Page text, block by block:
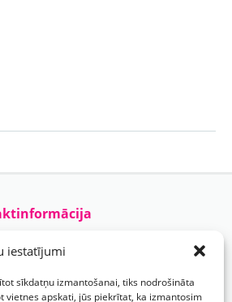
iestatījumi
sīkdatņu izmantošanai, tiks nodrošināta
apskati, jūs piekrītat, ka izmantosim
aģentūra “PARIS”
29118114